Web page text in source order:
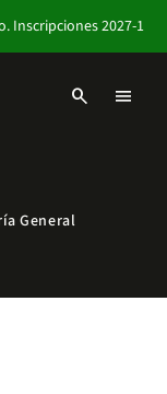
Inscripciones 2027-1
search menu
General